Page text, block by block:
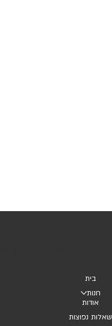
בית
חנות
אודות
שאלות נפוצות